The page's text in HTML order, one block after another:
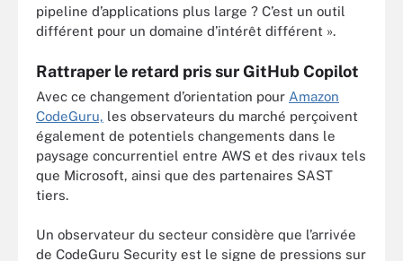
pipeline d’applications plus large ? C’est un outil
différent pour un domaine d’intérêt différent ».
Rattraper le retard pris sur GitHub Copilot
Avec ce changement d’orientation pour Amazon
CodeGuru, les observateurs du marché perçoivent
également de potentiels changements dans le
paysage concurrentiel entre AWS et des rivaux tels
que Microsoft, ainsi que des partenaires SAST
tiers.
Un observateur du secteur considère que l’arrivée
de CodeGuru Security est le signe de pressions sur